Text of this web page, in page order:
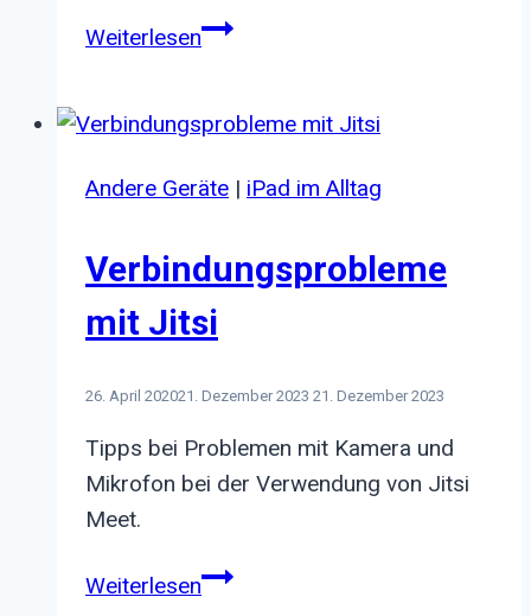
WeiterlesenHistoric
Guimarães
Andere Geräte | iPad im Alltag
Verbindungsprobleme
mit Jitsi
26. April 202021. Dezember 2023 21. Dezember 2023
Tipps bei Problemen mit Kamera und
Mikrofon bei der Verwendung von Jitsi
Meet.
WeiterlesenVerbindungsprobleme